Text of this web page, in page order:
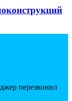
перезвонил